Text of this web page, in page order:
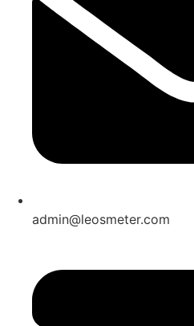
admin@leosmeter.com